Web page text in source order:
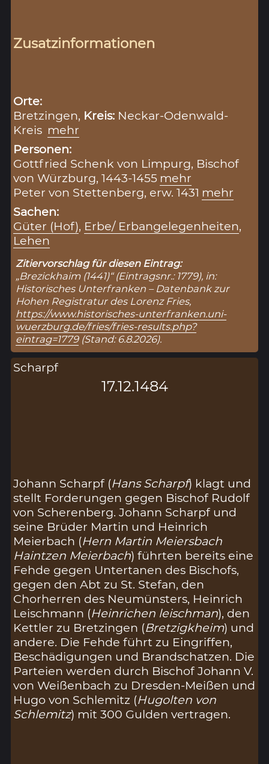
Zusatzinformationen
Orte:
Bretzingen, Kreis: Neckar-Odenwald-
Kreis mehr
Personen:
Gottfried Schenk von Limpurg, Bischof
von Würzburg, 1443-1455 mehr
Peter von Stettenberg, erw. 1431 mehr
Sachen:
Güter (Hof), Erbe/ Erbangelegenheiten,
Lehen
Zitiervorschlag für diesen Eintrag:
„Brezickhaim (1441)“ (Eintragsnr.: 1779), in:
Historisches Unterfranken – Datenbank zur
Hohen Registratur des Lorenz Fries,
https://www.historisches-unterfranken.uni-
wuerzburg.de/fries/fries-results.php?
eintrag=1779(Stand: 6.8.2026).
Scharpf
17.12.1484
Johann Scharpf (Hans Scharpf) klagt und
stellt Forderungen gegen Bischof Rudolf
von Scherenberg. Johann Scharpf und
seine Brüder Martin und Heinrich
Meierbach (Hern Martin Meiersbach
Haintzen Meierbach) führten bereits eine
Fehde gegen Untertanen des Bischofs,
gegen den Abt zu St. Stefan, den
Chorherren des Neumünsters, Heinrich
Leischmann (Heinrichen leischman), den
Kettler zu Bretzingen (Bretzigkheim) und
andere. Die Fehde führt zu Eingriffen,
Beschädigungen und Brandschatzen. Die
Parteien werden durch Bischof Johann V.
von Weißenbach zu Dresden-Meißen und
Hugo von Schlemitz (Hugolten von
Schlemitz) mit 300 Gulden vertragen.